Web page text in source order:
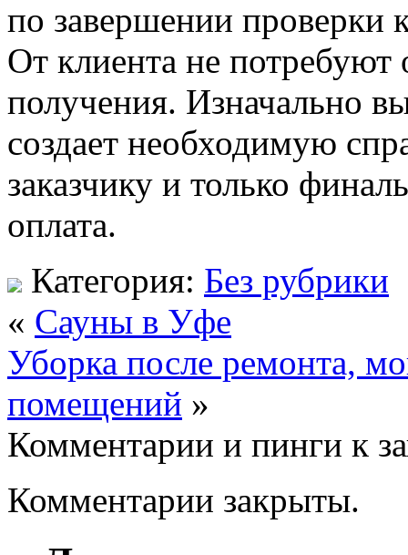
по завершении проверки
От клиента не
получения. Изначально
создает необходимую
заказчику и только
оплата.
Категория: Без рубрики
« Сауны в Уфе
Уборка после ремонта,
помещений »
Комментарии и пинги к
Комментарии закрыты.